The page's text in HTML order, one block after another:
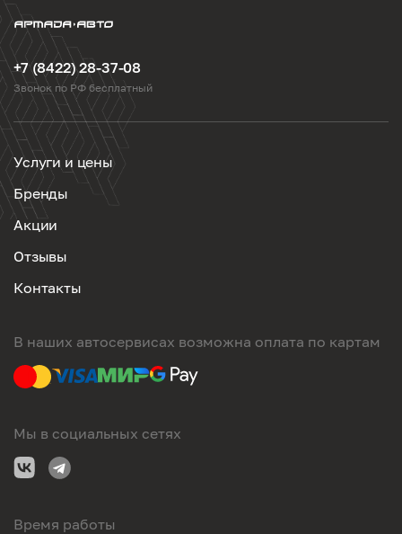
+7 (8422) 28-37-08
Звонок по РФ бесплатный
Услуги и цены
Бренды
Акции
Отзывы
Контакты
В наших автосервисах возможна оплата по картам
Мы в социальных сетях
Время работы